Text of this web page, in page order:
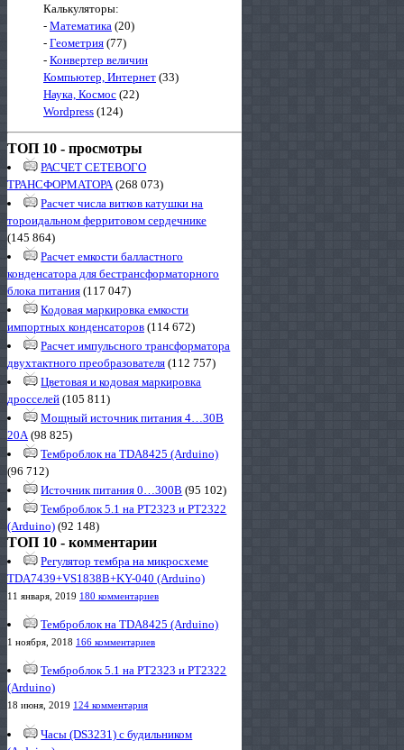
Калькуляторы:
- Математика (20)
- Геометрия (77)
- Конвертер величин
Компьютер, Интернет (33)
Наука, Космос (22)
Wordpress (124)
ТОП 10 - просмотры
РАСЧЕТ СЕТЕВОГО
ТРАНСФОРМАТОРА(268 073)
Расчет числа витков катушки на
тороидальном ферритовом сердечнике
(145 864)
Расчет емкости балластного
конденсатора для бестрансформаторного
блока питания (117 047)
Кодовая маркировка емкости
импортных конденсаторов (114 672)
Расчет импульсного трансформатора
двухтактного преобразователя (112 757)
Цветовая и кодовая маркировка
дросселей (105 811)
Мощный источник питания 4…30В
20А(98 825)
Темброблок на TDA8425 (Arduino)
(96 712)
Источник питания 0…300В (95 102)
Темброблок 5.1 на PT2323 и PT2322
(Arduino) (92 148)
ТОП 10 - комментарии
Регулятор тембра на микросхеме
TDA7439+VS1838B+KY-040 (Arduino)
11 января, 2019 180 комментариев
Темброблок на TDA8425 (Arduino)
1 ноября, 2018 166 комментариев
Темброблок 5.1 на PT2323 и PT2322
(Arduino)
18 июня, 2019 124 комментария
Часы (DS3231) с будильником